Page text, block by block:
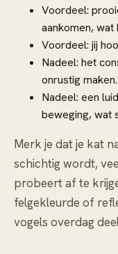
Voordeel:
aankomen, wat
Voordeel: jij
Nadeel: het
onrustig maken.
Nadeel: een
beweging, wat
Merk je dat je kat
schichtig wordt,
probeert af te
felgekleurde of
vogels overdag